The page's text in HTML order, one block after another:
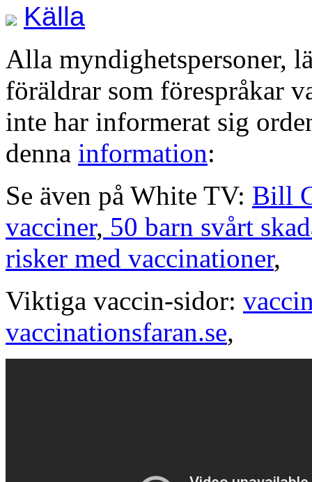
Källa
Alla myndighetspersoner,
föräldrar som förespråkar
inte har informerat sig
denna information:
Se även på White TV: Bill
vacciner, 50 barn svårt
risker med vaccinationer,
Viktiga vaccin-sidor:
vaccinationsfaran.se,